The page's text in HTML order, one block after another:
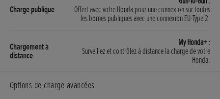
Offert avec votre Honda pour une connexion sur toutes
les bornes publiques avec une connexion EU-Type 2.
My Honda+ :
Surveillez et contrôlez à distance la charge de votre
Honda.
Options de charge avancées